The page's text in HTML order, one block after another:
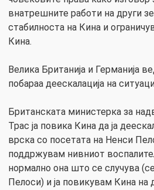
внатрешните работи на други
стабилноста на Кина и
Кина.
Велика Британија и Германија
побараа деескалација на
Британската министерка за
Трас ја повика Кина да ја
врска со посетата на Ненси
поддржувам нивниот
нормално она што се случува
Пелоси) и ја повикувам Кина на